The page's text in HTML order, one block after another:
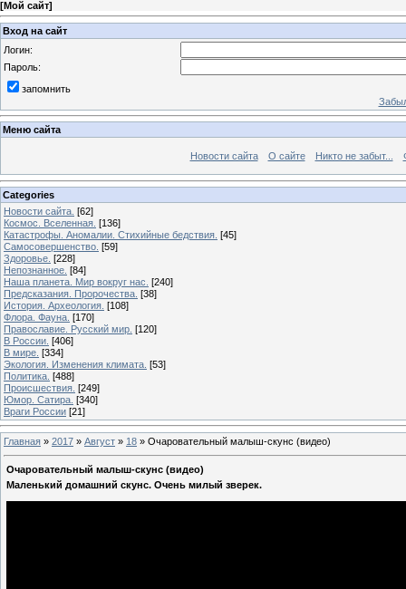
[Мой сайт]
Вход на сайт
Логин:
Пароль:
запомнить
Меню сайта
Новости сайта О сайте Никто не забыт...
Categories
Новости сайта. [62]
Космос. Вселенная. [136]
Катастрофы. Аномалии. Стихийные бедствия. [45]
Самосовершенство. [59]
Здоровье. [228]
Непознанное. [84]
Наша планета. Мир вокруг нас. [240]
Предсказания. Пророчества. [38]
История. Археология. [108]
Флора. Фауна. [170]
Православие. Русский мир. [120]
В России. [406]
В мире. [334]
Экология. Изменения климата. [53]
Политика. [488]
Происшествия. [249]
Юмор. Сатира. [340]
Враги России [21]
Главная » 2017 » Август » 18 » Очаровательный малыш-скунс (видео)
Очаровательный малыш-скунс (видео)
Маленький домашний скунс. Очень милый зверек.